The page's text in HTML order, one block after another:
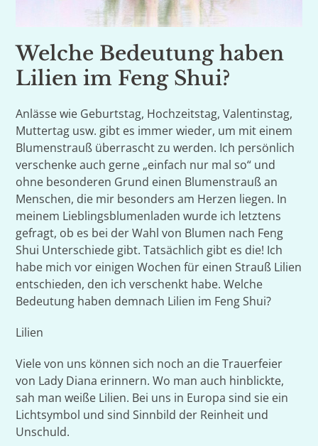
Welche Bedeutung haben
Lilien im Feng Shui?
Anlässe wie Geburtstag, Hochzeitstag, Valentinstag,
Muttertag usw. gibt es immer wieder, um mit einem
Blumenstrauß überrascht zu werden. Ich persönlich
verschenke auch gerne „einfach nur mal so“ und
ohne besonderen Grund einen Blumenstrauß an
Menschen, die mir besonders am Herzen liegen. In
meinem Lieblingsblumenladen wurde ich letztens
gefragt, ob es bei der Wahl von Blumen nach Feng
Shui Unterschiede gibt. Tatsächlich gibt es die! Ich
habe mich vor einigen Wochen für einen Strauß Lilien
entschieden, den ich verschenkt habe. Welche
Bedeutung haben demnach Lilien im Feng Shui?
Lilien
Viele von uns können sich noch an die Trauerfeier
von Lady Diana erinnern. Wo man auch hinblickte,
sah man weiße Lilien. Bei uns in Europa sind sie ein
Lichtsymbol und sind Sinnbild der Reinheit und
Unschuld.